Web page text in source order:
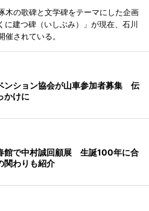
木の歌碑と文学碑をテーマにした企画
に建つ碑（いしぶみ）」が現在、石川
されている。
ンション協会が山車参加者募集 伝
かけに
館で中村誠回顧展 生誕100年に合
関わりも紹介